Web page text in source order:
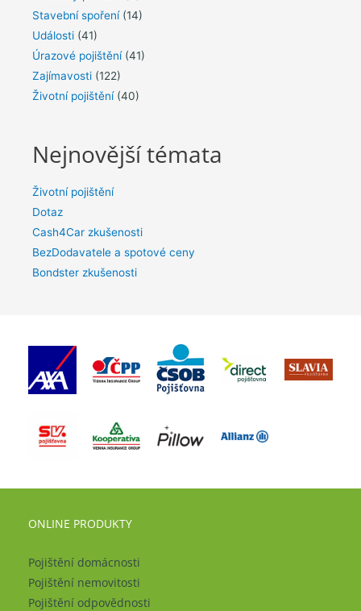
Stavební spoření(14)
Události (41)
Úrazové pojištění(41)
Zajímavosti (122)
Životní pojištění(40)
Nejnovější témata
Životní pojištění
Dotaz
Cash4Car zkušenosti
BezDodavatele a spotové ceny
Bondster zkušenosti
ONLINE PRODUKTY
Pojištění domácnosti
Pojištění nemovitosti
Pojištění odpovědnosti